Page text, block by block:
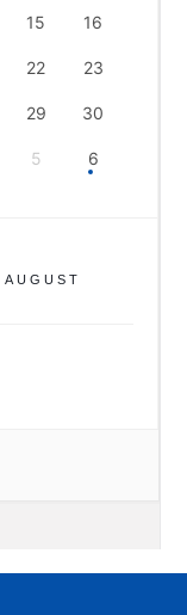
15 16
22 23
29 30
5 6
AUGUST